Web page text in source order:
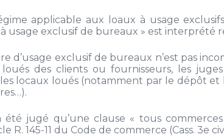
applicable aux loaux à usage
usage exclusif de bureaux » est interprété
d’usage exclusif de bureaux n’est pas
des clients ou fournisseurs, les
locaux loués (notamment par le dépôt et
été jugé qu’une clause « tous
R. 145-11 du Code de commerce (Cass. 3e